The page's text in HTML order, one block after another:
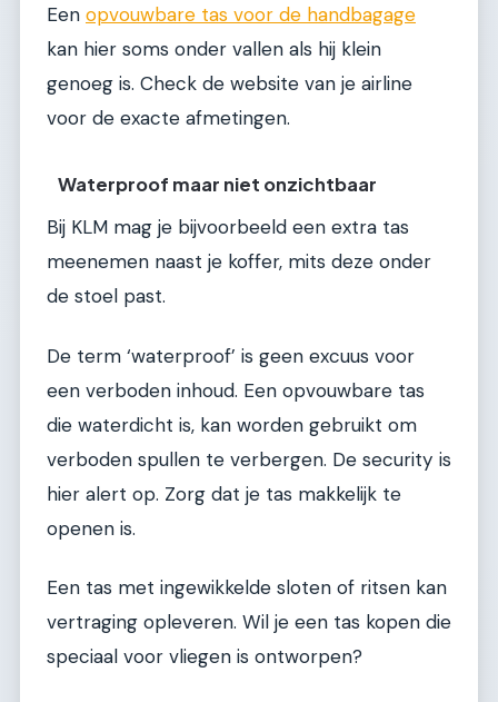
Een opvouwbare tas voor de handbagage
kan hier soms onder vallen als hij klein
genoeg is. Check de website van je airline
voor de exacte afmetingen.
Waterproof maar niet onzichtbaar
Bij KLM mag je bijvoorbeeld een extra tas
meenemen naast je koffer, mits deze onder
de stoel past.
De term ‘waterproof’ is geen excuus voor
een verboden inhoud. Een opvouwbare tas
die waterdicht is, kan worden gebruikt om
verboden spullen te verbergen. De security is
hier alert op. Zorg dat je tas makkelijk te
openen is.
Een tas met ingewikkelde sloten of ritsen kan
vertraging opleveren. Wil je een tas kopen die
speciaal voor vliegen is ontworpen?